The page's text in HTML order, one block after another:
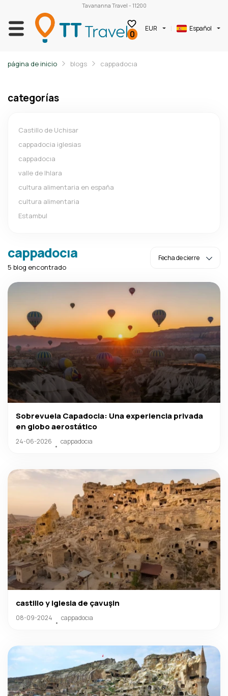
Tavananna Travel - 11200
0 EUR Español
página de inicio blogs cappadocıa
categorías
Castillo de Uchisar
cappadocia iglesias
cappadocıa
valle de lhlara
cultura alimentaria en españa
cultura alimentaria
Estambul
cappadocıa
5 blog encontrado
Sobrevuela Capadocia: Una experiencia privada
en globo aerostático
24-06-2026 cappadocıa
castillo y iglesia de çavuşin
08-09-2024 cappadocıa